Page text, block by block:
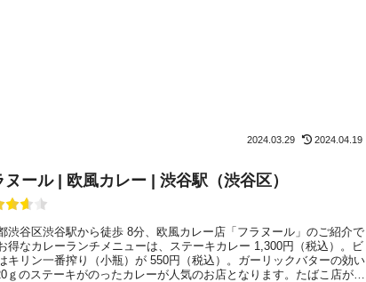
2024.03.29 2024.04.19
ヌール | 欧風カレー | 渋谷駅（渋谷区）
渋谷区渋谷駅から徒歩 8分、欧風カレー店「フラヌール」のご紹介で
得なカレーランチメニューは、ステーキカレー 1,300円（税込）。ビ
キリン一番搾り（小瓶）が 550円（税込）。ガーリックバターの効い
ｇのステーキがのったカレーが人気のお店となります。たばこ店が営